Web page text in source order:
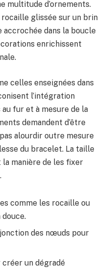
multitude d’ornements.
rocaille glissée sur un brin
accrochée dans la boucle
enrichissent
celles enseignées dans
l’intégration
fur et à mesure de la
demandent d’être
alourdir outre mesure
du bracelet. La taille
manière de les fixer
comme les rocaille ou
des nœuds pour
un dégradé